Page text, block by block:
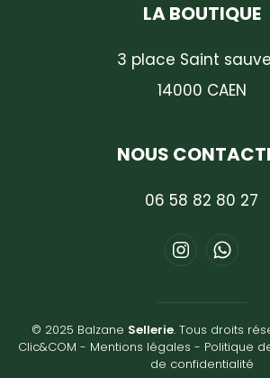
LA BOUTIQUE
3 place Saint
14000 CAEN
NOUS
06 58 82 80 27
© 2025 Balzane Sellerie. Tous droits
Clic&COM - Mentions légales - Politique
de confidentialité